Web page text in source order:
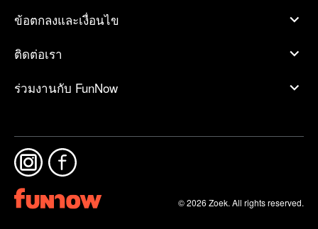
ข้อตกลงและเงื่อนไข
ติดต่อเรา
ร่วมงานกับ FunNow
© 2026 Zoek. All rights reserved.